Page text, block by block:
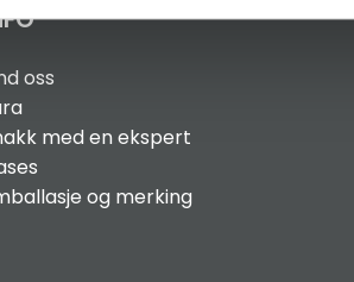
oss
med en ekspert
og merking